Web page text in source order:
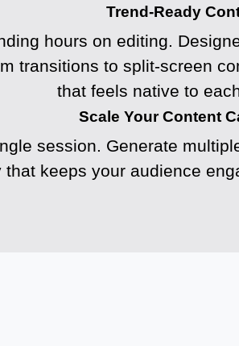
Trend-Ready
hours on editing.
transitions to split-screen
that feels native to
Scale Your Content
session. Generate
keeps your audience